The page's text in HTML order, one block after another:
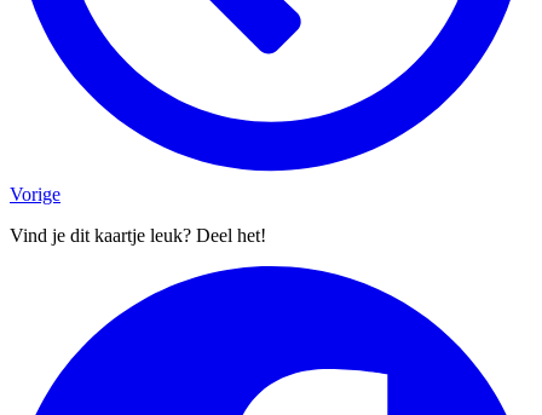
Vorige
Vind je dit kaartje leuk? Deel het!